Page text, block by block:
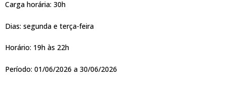
Carga horária: 30h
Dias: segunda e terça-feira
Horário: 19h às 22h
Período: 01/06/2026 a 30/06/2026